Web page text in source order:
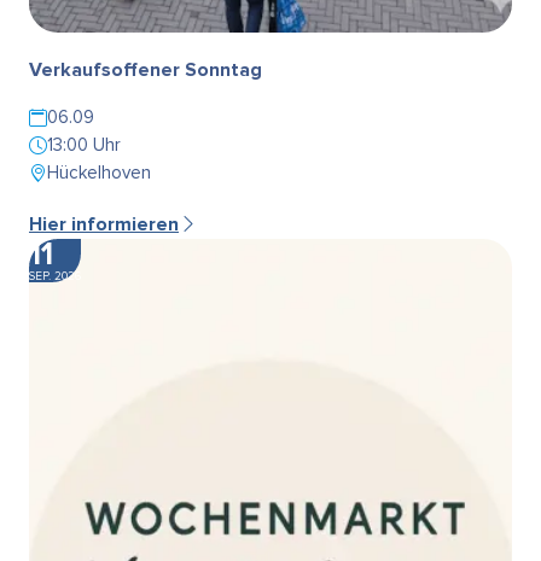
Verkaufsoffener Sonntag
06.09
13:00 Uhr
Hückelhoven
Hier informieren
11
SEP. 2026